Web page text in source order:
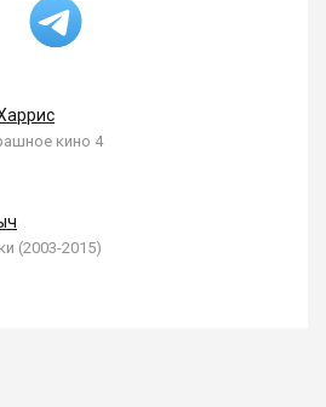
кино 4
(2003-2015)